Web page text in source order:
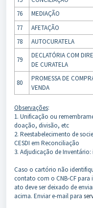
76
MEDIAÇÃO
77
AFETAÇÃO
78
AUTOCURATELA
79
DECLATÓRIA COM
DE CURATELA
80
PROMESSA DE
VENDA
Observações:
1. Unificação ou
doação, divisão, etc
2. Reestabelecimento de
CESDI em Reconciliação
3. Adjudicação de
Caso o cartório não
contato com o CNB-CF
ato deve ser deixado de
acima. Enviar e-mail para